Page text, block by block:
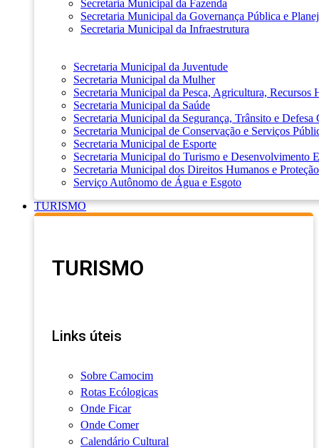
Secretaria Municipal da Fazenda
Secretaria Municipal da Governança Pública e
Secretaria Municipal da Infraestrutura
Secretaria Municipal da Juventude
Secretaria Municipal da Mulher
Secretaria Municipal da Pesca, Agricultura, Recursos
Secretaria Municipal da Saúde
Secretaria Municipal da Segurança, Trânsito e Defesa
Secretaria Municipal de Conservação e Serviços
Secretaria Municipal de Esporte
Secretaria Municipal do Turismo e Desenvolvimento
Secretaria Municipal dos Direitos Humanos e
Serviço Autônomo de Água e Esgoto
TURISMO
TURISMO
Links úteis
Sobre Camocim
Rotas Ecólogicas
Onde Ficar
Onde Comer
Calendário Cultural